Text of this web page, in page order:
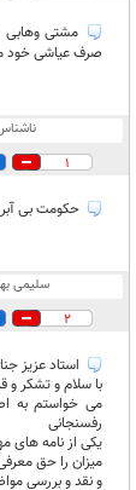
مشتى وهابى
صرف عياشى خود
1
حکومت بی
سليمى
2
استاد عزيز
با سلام و تشكر و
مى خواستم به
رفسنجانى
يكى از نامه هاى
ميزان را حق
و نقد و بررسى